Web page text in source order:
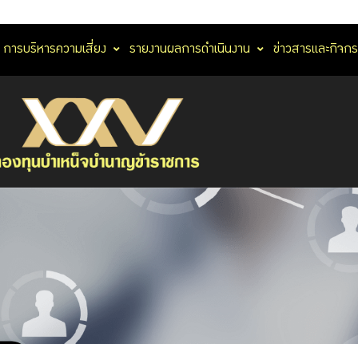
การบริหารความเสี่ยง รายงานผลการดำเนินงาน ข่าวสารและกิจก
สมาชิก
แผนการ